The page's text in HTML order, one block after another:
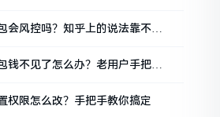
会风控吗？知乎上的说法靠不靠
钱不见了怎么办？老用户手把手
权限怎么改？手把手教你搞定